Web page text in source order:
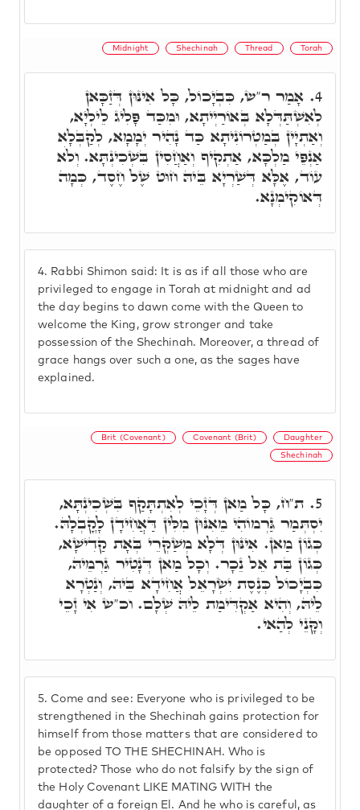
Midnight Shechinah Thread Torah
4. Rabbi Shimon said: It is as if all those who are
privileged to engage in Torah at midnight and ad
the day begins to dawn come with the Queen to
welcome the King, grow stronger and take
possession of the Shechinah. Moreover, a thread of
grace hangs over such a one, as the sages have
explained.
4. אָמַר ר"ש, כִּבְיָכוֹל, כָּל אִינּוּן דְּזַכָּאן
לְאִשְׁתַּדְּלָא בְּאוֹרַיְיתָא, וּמִכַּד פָּלִיג לֵילְיָא,
וְאַתְיָין בְּמַטְרוֹנִיתָא כַּד נָהִיר יְמָמָא, לְקַבְּלָא
אַנְפֵּי מַלְכָּא, אַתְקִיף וְאַחֲסִין בִּשְׁכִינְתָּא. וְלֹא
עוֹד, אֶלָּא דְּשַׁרְיָא בֵּיהּ חוּט שֶׁל חֶסֶד, כְּמָה
דְּאוֹקִימְנָא.
Brit (Covenant) Covenant (Brit) Daughter
Shechinah
5. Come and see: Everyone who is privileged to be
strengthened in the Shechinah gains protection for
himself from those matters that are considered to
be opposed TO THE SHECHINAH. Who is
protected? Those who do not falsify by the sign of
the Holy Covenant LIKE MATING WITH the
daughter of a foreign El. And he who is careful, as
5. ת"ח, כָּל מַאן דְּזָכֵי לְאִתְתָּקַף בִּשְׁכִינְתָּא,
יִסְתְּמַר גַּרְמוֹהִי מֵאִנּוּן מִלִּין דַּאֲחִידָן לָקֳבְלָהּ.
כְּגוֹן מַאן. אִינּוּן דְּלָא מְשַׁקְּרֵי בְּאָת קַדִישָׁא,
כְּגוֹן בַּת אֵל נֵכָר. וְכָל מַאן דְּנָטִיר גַּרְמֵיהּ,
כִּבְיָכוֹל כְּנֶסֶת יִשְׂרָאֵל אֲחִידָא בֵּיהּ, וְנַטְרָא
לֵיהּ, וְהִיא אַקְדִּימַת לֵיהּ שְׁלָם. וכ"ש אִי זָכֵי
וְקָּנֵי לְהַאי.